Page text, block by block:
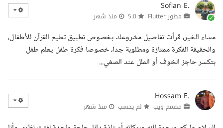
Sofian E.
مطور Flutter منذ شهر
مساء الخير، قرأت تفاصيل مشروعك بخصوص تطبيق تعليم القرآن للأطفال،
والحقيقة الفكرة ممتازة ومطلوبة جدا، خصوصا فكرة طفل يعلم طفل
بتكسر حاجز الخوف أو الملل عند الصغي...
Hossam E.
مصمم ويب لم يحسب منذ شهر